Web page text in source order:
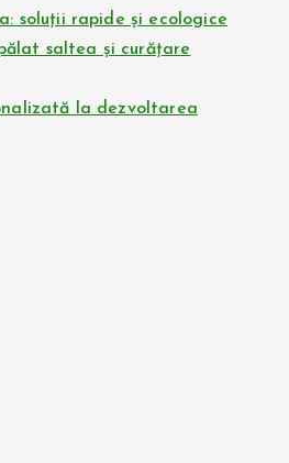
soluții rapide și ecologice
saltea și curățare
la dezvoltarea